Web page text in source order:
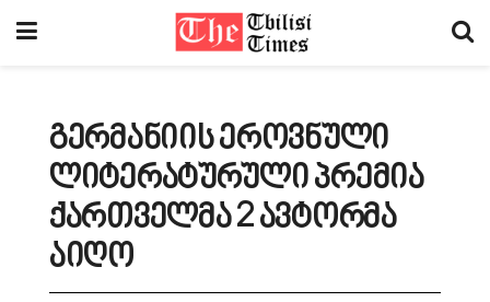
გერმანიის ეროვნული
ლიტერატურული პრემია
ქართველმა 2 ავტორმა
აიღო